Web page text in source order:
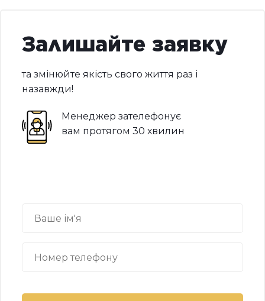
Залишайте заявку
та змінюйте якість свого життя раз і
назавжди!
Менеджер зателефонує
вам протягом 30 хвилин